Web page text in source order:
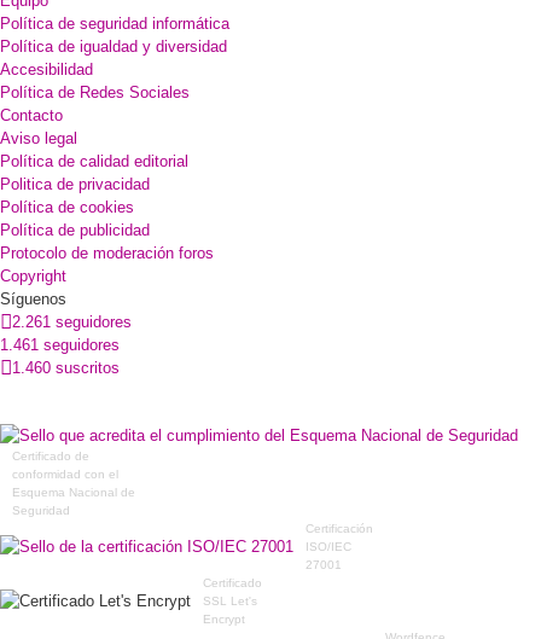
Política de seguridad informática
Política de igualdad y diversidad
Accesibilidad
Política de Redes Sociales
Contacto
Aviso legal
Política de calidad editorial
Politica de privacidad
Política de cookies
Política de publicidad
Protocolo de moderación foros
Copyright
Síguenos
2.261 seguidores
1.461 seguidores
1.460 suscritos
Certificado de
conformidad con el
Esquema Nacional de
Seguridad
Certificación
ISO/IEC
27001
Certificado
SSL Let's
Encrypt